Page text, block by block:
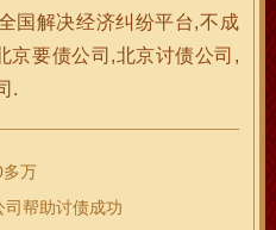
国解决经济纠纷平台,不成
京要债公司,北京讨债公司,
.
多万
司帮助讨债成功